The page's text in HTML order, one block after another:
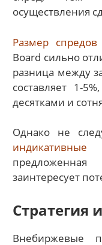
осуществления
Размер спредов
Board сильно
разница между
составляет 1-
десятками и
Однако не
индикативные
предложенная
заинтересует
Стратегия
Внебиржевые